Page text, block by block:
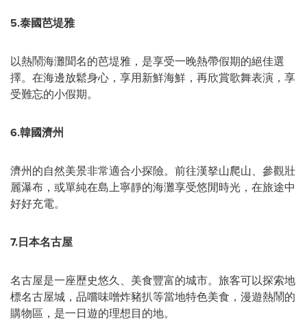
5.泰國芭堤雅
以熱鬧海灘聞名的芭堤雅，是享受一晚熱帶假期的絕佳選
擇。在海邊放鬆身心，享用新鮮海鮮，再欣賞歌舞表演，享
受難忘的小假期。
6.韓國濟州
濟州的自然美景非常適合小探險。前往漢拏山爬山、參觀壯
麗瀑布，或單純在島上寧靜的海灘享受悠閒時光，在旅途中
好好充電。
7.日本名古屋
名古屋是一座歷史悠久、美食豐富的城市。旅客可以探索地
標名古屋城，品嚐味噌炸豬扒等當地特色美食，漫遊熱鬧的
購物區，是一日遊的理想目的地。